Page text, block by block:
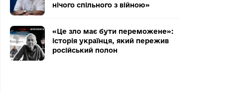
нічого спільного з війною»
«Це зло має бути переможене»:
історія українця, який пережив
російський полон